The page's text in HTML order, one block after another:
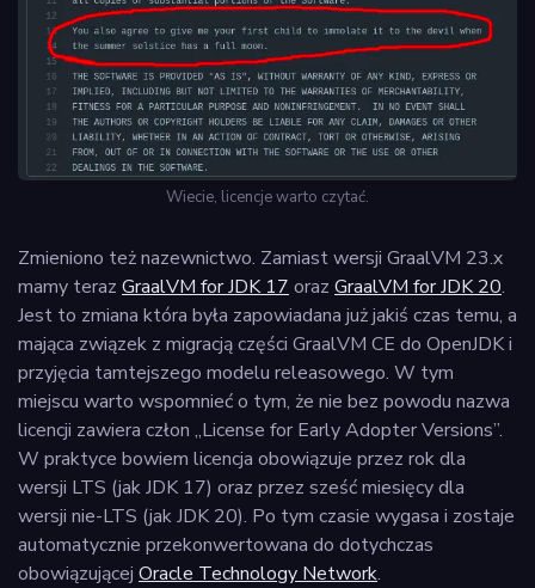
Wiecie, licencje warto czytać.
Zmieniono też nazewnictwo. Zamiast wersji GraalVM 23.x
mamy teraz GraalVM for JDK 17 oraz GraalVM for JDK 20.
Jest to zmiana która była zapowiadana już jakiś czas temu, a
mająca związek z migracją części GraalVM CE do OpenJDK i
przyjęcia tamtejszego modelu releasowego. W tym
miejscu warto wspomnieć o tym, że nie bez powodu nazwa
licencji zawiera człon „License for Early Adopter Versions”.
W praktyce bowiem licencja obowiązuje przez rok dla
wersji LTS (jak JDK 17) oraz przez sześć miesięcy dla
wersji nie-LTS (jak JDK 20). Po tym czasie wygasa i zostaje
automatycznie przekonwertowana do dotychczas
obowiązującej Oracle Technology Network.